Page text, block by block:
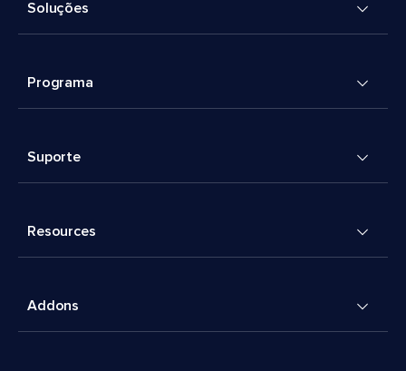
Soluções
Programa
Suporte
Resources
Addons